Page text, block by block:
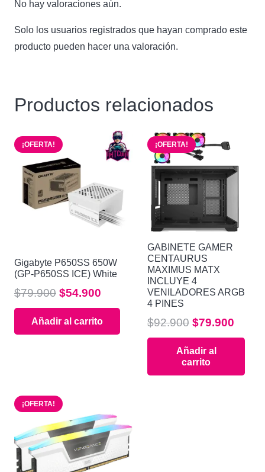
No hay valoraciones aún.
Solo los usuarios registrados que hayan comprado este
producto pueden hacer una valoración.
Productos relacionados
¡OFERTA!
Gigabyte P650SS 650W
(GP-P650SS ICE) White
$79.900 El
precio
original
era:
$54.900
precio
actual
es:
Añadir al carrito
¡OFERTA!
GABINETE GAMER
CENTAURUS
MAXIMUS MATX
INCLUYE 4
VENILADORES ARGB
4 PINES
$92.900 El
precio
original
era:
$79.900
Añadir al
carrito
¡OFERTA!